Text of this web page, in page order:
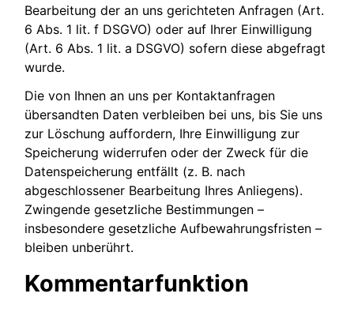
Bearbeitung der an uns gerichteten Anfragen (Art.
6 Abs. 1 lit. f DSGVO) oder auf Ihrer Einwilligung
(Art. 6 Abs. 1 lit. a DSGVO) sofern diese abgefragt
wurde.
Die von Ihnen an uns per Kontaktanfragen
übersandten Daten verbleiben bei uns, bis Sie uns
zur Löschung auffordern, Ihre Einwilligung zur
Speicherung widerrufen oder der Zweck für die
Datenspeicherung entfällt (z. B. nach
abgeschlossener Bearbeitung Ihres Anliegens).
Zwingende gesetzliche Bestimmungen –
insbesondere gesetzliche Aufbewahrungsfristen –
bleiben unberührt.
Kommentarfunktion